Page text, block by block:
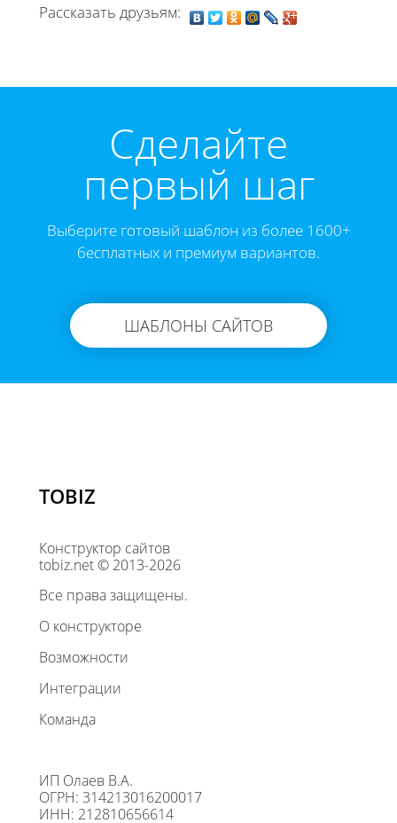
Рассказать друзьям:
Cделайте
первый шаг
Выберите готовый шаблон из более 1600+
бесплатных и премиум вариантов.
ШАБЛОНЫ САЙТОВ
TOBIZ
Конструктор сайтов
tobiz.net © 2013-2026
Все права защищены.
О конструкторе
Возможности
Интеграции
Команда
ИП Олаев В.А.
ОГРН: 314213016200017
ИНН: 212810656614